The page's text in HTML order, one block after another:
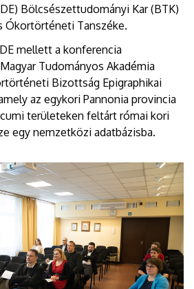
Bölcsészettudományi Kar (BTK)
Ókortörténeti Tanszéke.
mellett a konferencia
Tudományos Akadémia
Bizottság Epigraphikai
az egykori Pannonia provincia
területeken feltárt római kori
egy nemzetközi adatbázisba.